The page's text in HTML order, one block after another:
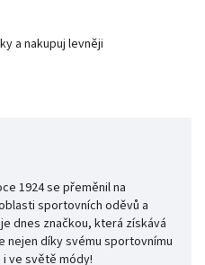
a nakupuj levněji
1924 se přeměnil na
sportovních oděvů a
dnes značkou, která získává
nejen díky svému sportovnímu
ve světě módy!